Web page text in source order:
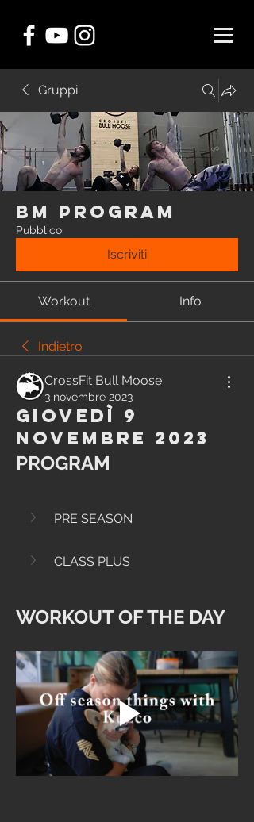
Gruppi
BM Program
Pubblico
Iscriviti
Workout Info
Indietro
CrossFit Bull Moose
3 novembre 2023
Giovedì 9
Novembre 2023
PROGRAM
PRE SEASON
CLASS PLUS
WORKOUT OF THE DAY